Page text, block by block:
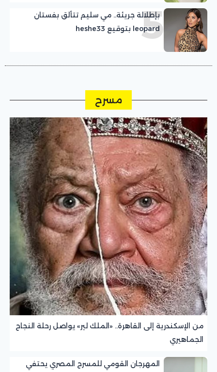
5
بإطلالة جريئة.. مي سليم تتألق بفستان
leopard بتوقيع heshe33
مسرح
من الإسكندرية إلى القاهرة.. «الملك لير» يواصل رحلة النجاح
الجماهيري
المهرجان القومي للمسرح المصري يحتفي